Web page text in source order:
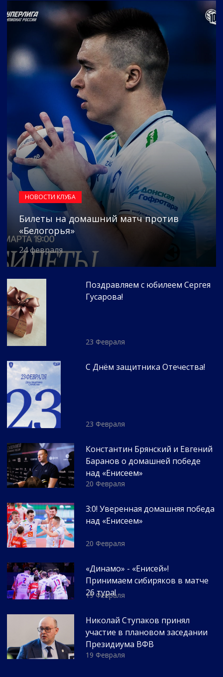
НОВОСТИ КЛУБА
Билеты на домашний матч против
«Белогорья»
24 февраля
Поздравляем с юбилеем Сергея
Гусарова!
23 Февраля
С Днём защитника Отечества!
23 Февраля
Константин Брянский и Евгений
Баранов о домашней победе
над «Енисеем»
20 Февраля
3:0! Уверенная домашняя победа
над «Енисеем»
20 Февраля
«Динамо» - «Енисей»!
Принимаем сибиряков в матче
26 тура!
19 Февраля
Николай Ступаков принял
участие в плановом заседании
Президиума ВФВ
19 Февраля